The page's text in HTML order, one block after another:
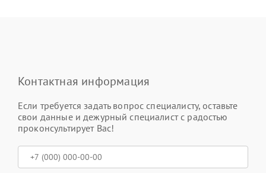
Контактная информация
Если требуется задать вопрос специалисту, оставьте
свои данные и дежурный специалист с радостью
проконсультирует Вас!